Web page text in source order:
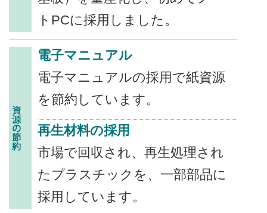
トPCに採用しました。
電子マニュアル
電子マニュアルの採用で紙資源
を節約しています。
再生材料の採用
市場で回収され、再生処理され
たプラスチックを、一部部品に
採用しています。